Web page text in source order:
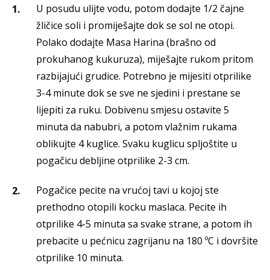
U posudu ulijte vodu, potom dodajte 1/2 čajne
žličice soli i promiješajte dok se sol ne otopi.
Polako dodajte Masa Harina (brašno od
prokuhanog kukuruza), miješajte rukom pritom
razbijajući grudice. Potrebno je mijesiti otprilike
3-4 minute dok se sve ne sjedini i prestane se
lijepiti za ruku. Dobivenu smjesu ostavite 5
minuta da nabubri, a potom vlažnim rukama
oblikujte 4 kuglice. Svaku kuglicu spljoštite u
pogačicu debljine otprilike 2-3 cm.
Pogačice pecite na vrućoj tavi u kojoj ste
prethodno otopili kocku maslaca. Pecite ih
otprilike 4-5 minuta sa svake strane, a potom ih
prebacite u pećnicu zagrijanu na 180 ºC i dovršite
otprilike 10 minuta.